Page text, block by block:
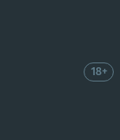
18+